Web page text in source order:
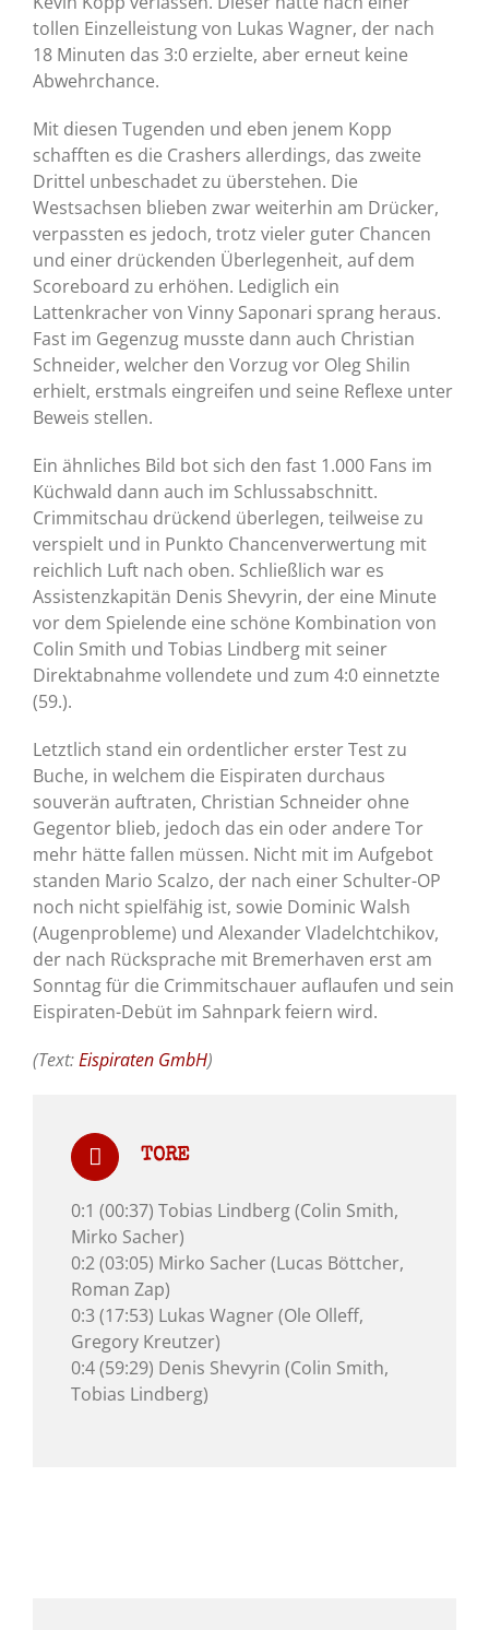
tollen Einzelleistung von Lukas Wagner, der nach
18 Minuten das 3:0 erzielte, aber erneut keine
Abwehrchance.
Mit diesen Tugenden und eben jenem Kopp
schafften es die Crashers allerdings, das zweite
Drittel unbeschadet zu überstehen. Die
Westsachsen blieben zwar weiterhin am Drücker,
verpassten es jedoch, trotz vieler guter Chancen
und einer drückenden Überlegenheit, auf dem
Scoreboard zu erhöhen. Lediglich ein
Lattenkracher von Vinny Saponari sprang heraus.
Fast im Gegenzug musste dann auch Christian
Schneider, welcher den Vorzug vor Oleg Shilin
erhielt, erstmals eingreifen und seine Reflexe unter
Beweis stellen.
Ein ähnliches Bild bot sich den fast 1.000 Fans im
Küchwald dann auch im Schlussabschnitt.
Crimmitschau drückend überlegen, teilweise zu
verspielt und in Punkto Chancenverwertung mit
reichlich Luft nach oben. Schließlich war es
Assistenzkapitän Denis Shevyrin, der eine Minute
vor dem Spielende eine schöne Kombination von
Colin Smith und Tobias Lindberg mit seiner
Direktabnahme vollendete und zum 4:0 einnetzte
(59.).
Letztlich stand ein ordentlicher erster Test zu
Buche, in welchem die Eispiraten durchaus
souverän auftraten, Christian Schneider ohne
Gegentor blieb, jedoch das ein oder andere Tor
mehr hätte fallen müssen. Nicht mit im Aufgebot
standen Mario Scalzo, der nach einer Schulter-OP
noch nicht spielfähig ist, sowie Dominic Walsh
(Augenprobleme) und Alexander Vladelchtchikov,
der nach Rücksprache mit Bremerhaven erst am
Sonntag für die Crimmitschauer auflaufen und sein
Eispiraten-Debüt im Sahnpark feiern wird.
(Text:Eispiraten GmbH)
TORE
0:1 (00:37) Tobias Lindberg (Colin Smith,
Mirko Sacher)
0:2 (03:05) Mirko Sacher (Lucas Böttcher,
Roman Zap)
0:3 (17:53) Lukas Wagner (Ole Olleff,
Gregory Kreutzer)
0:4 (59:29) Denis Shevyrin (Colin Smith,
Tobias Lindberg)